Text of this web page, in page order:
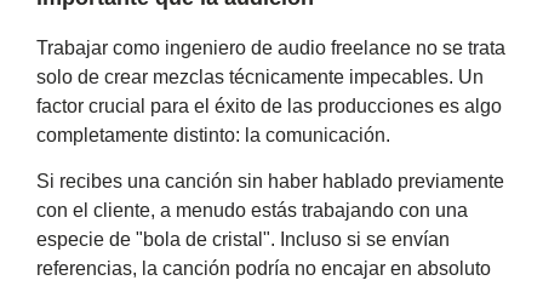
Trabajar como ingeniero de audio freelance no se trata
solo de crear mezclas técnicamente impecables. Un
factor crucial para el éxito de las producciones es algo
completamente distinto: la comunicación.
Si recibes una canción sin haber hablado previamente
con el cliente, a menudo estás trabajando con una
especie de "bola de cristal". Incluso si se envían
referencias, la canción podría no encajar en absoluto